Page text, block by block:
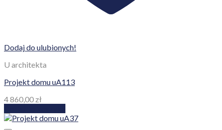
Dodaj do ulubionych!
U architekta
Projekt domu uA113
4 860,00 zł